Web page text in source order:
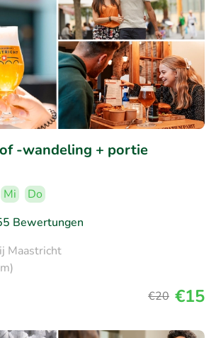
-wandeling + portie
Mi
Do
Bewertungen
Maastricht
€20 €15